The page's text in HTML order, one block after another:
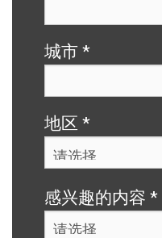
城市 *
地区 *
感兴趣的内容 *